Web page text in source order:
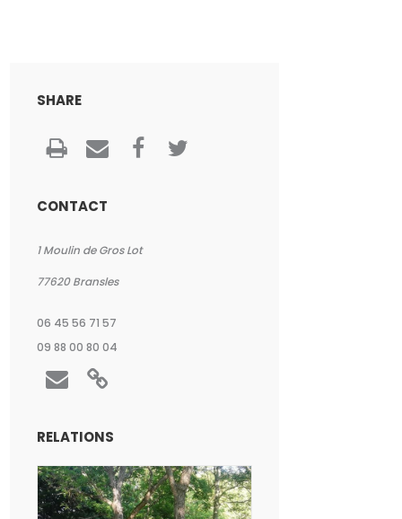
SHARE
CONTACT
1 Moulin de Gros Lot
77620 Bransles
06 45 56 71 57
09 88 00 80 04
RELATIONS